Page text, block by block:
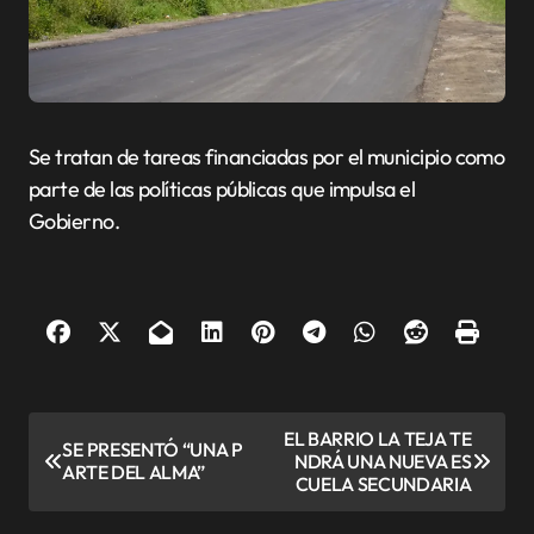
Se tratan de tareas financiadas por el municipio como
parte de las políticas públicas que impulsa el
Gobierno.
a
SE PRESENTÓ “UNA P
ARTE DEL ALMA”
EL BARRIO LA TEJA TE
NDRÁ UNA NUEVA ES
CUELA SECUNDARIA